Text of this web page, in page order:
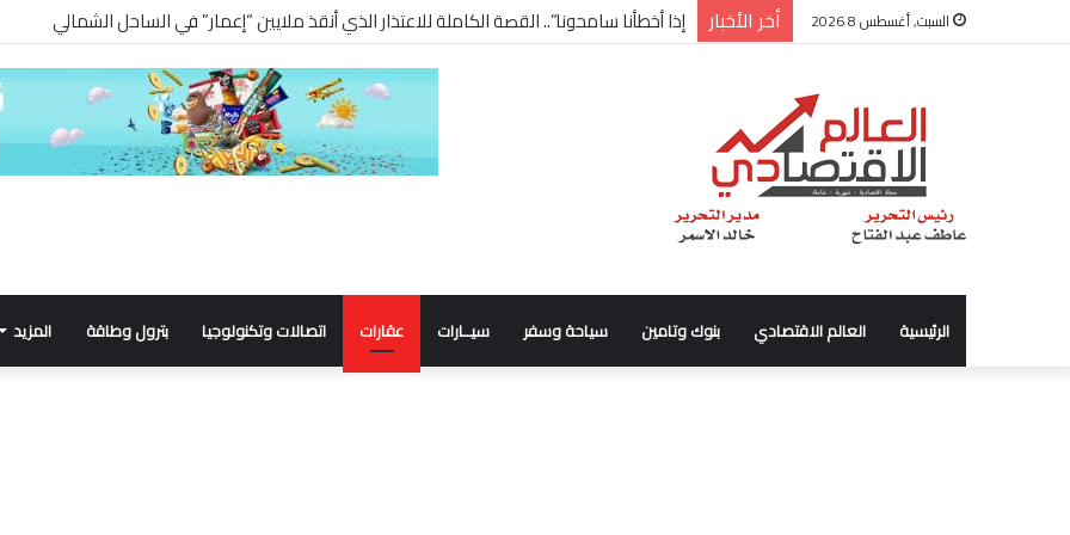
السبت, أغسطس 8 2026 أخر الأخبار شركة “Scope Developments” تعلن تولي أحمد كمال عيسى منصب الرئيس التنفيذي للقطاع التجاري
الرئيسية العالم الاقتصادي بنوك وتامين سياحة وسفر سيــارات عقارات اتصالات وتكنولوجيا بترول وطاقة المزيد